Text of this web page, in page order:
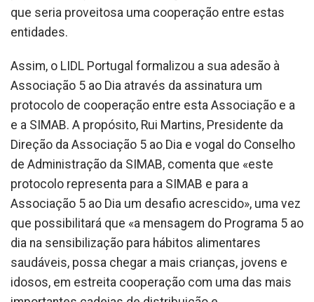
que seria proveitosa uma cooperação entre estas
entidades.
Assim, o LIDL Portugal formalizou a sua adesão à
Associação 5 ao Dia através da assinatura um
protocolo de cooperação entre esta Associação e a
e a SIMAB. A propósito, Rui Martins, Presidente da
Direção da Associação 5 ao Dia e vogal do Conselho
de Administração da SIMAB, comenta que «este
protocolo representa para a SIMAB e para a
Associação 5 ao Dia um desafio acrescido», uma vez
que possibilitará que «a mensagem do Programa 5 ao
dia na sensibilização para hábitos alimentares
saudáveis, possa chegar a mais crianças, jovens e
idosos, em estreita cooperação com uma das mais